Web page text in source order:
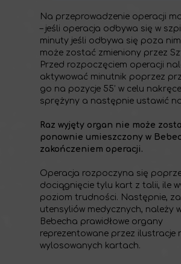
Na przeprowadzenie operacji
– jeśli operacja odbywa się w
minuty jeśli odbywa się poza
może zostać zmieniony przez
Przed rozpoczęciem operacji
aktywować minutnik poprzez
go na pozycje 55’ w celu
sprężyny a następnie ustawić na
Raz wyjęty organ nie może
ponownie umieszczony w
zakończeniem operacji.
Operacja rozpoczyna się
dociągnięcie tylu kart z talii, ile
poziom trudności. Następnie,
utensyliów medycznych, należy
Bebecha prawidłowe organy
reprezentowane przez ilustracje
wylosowanych kartach.